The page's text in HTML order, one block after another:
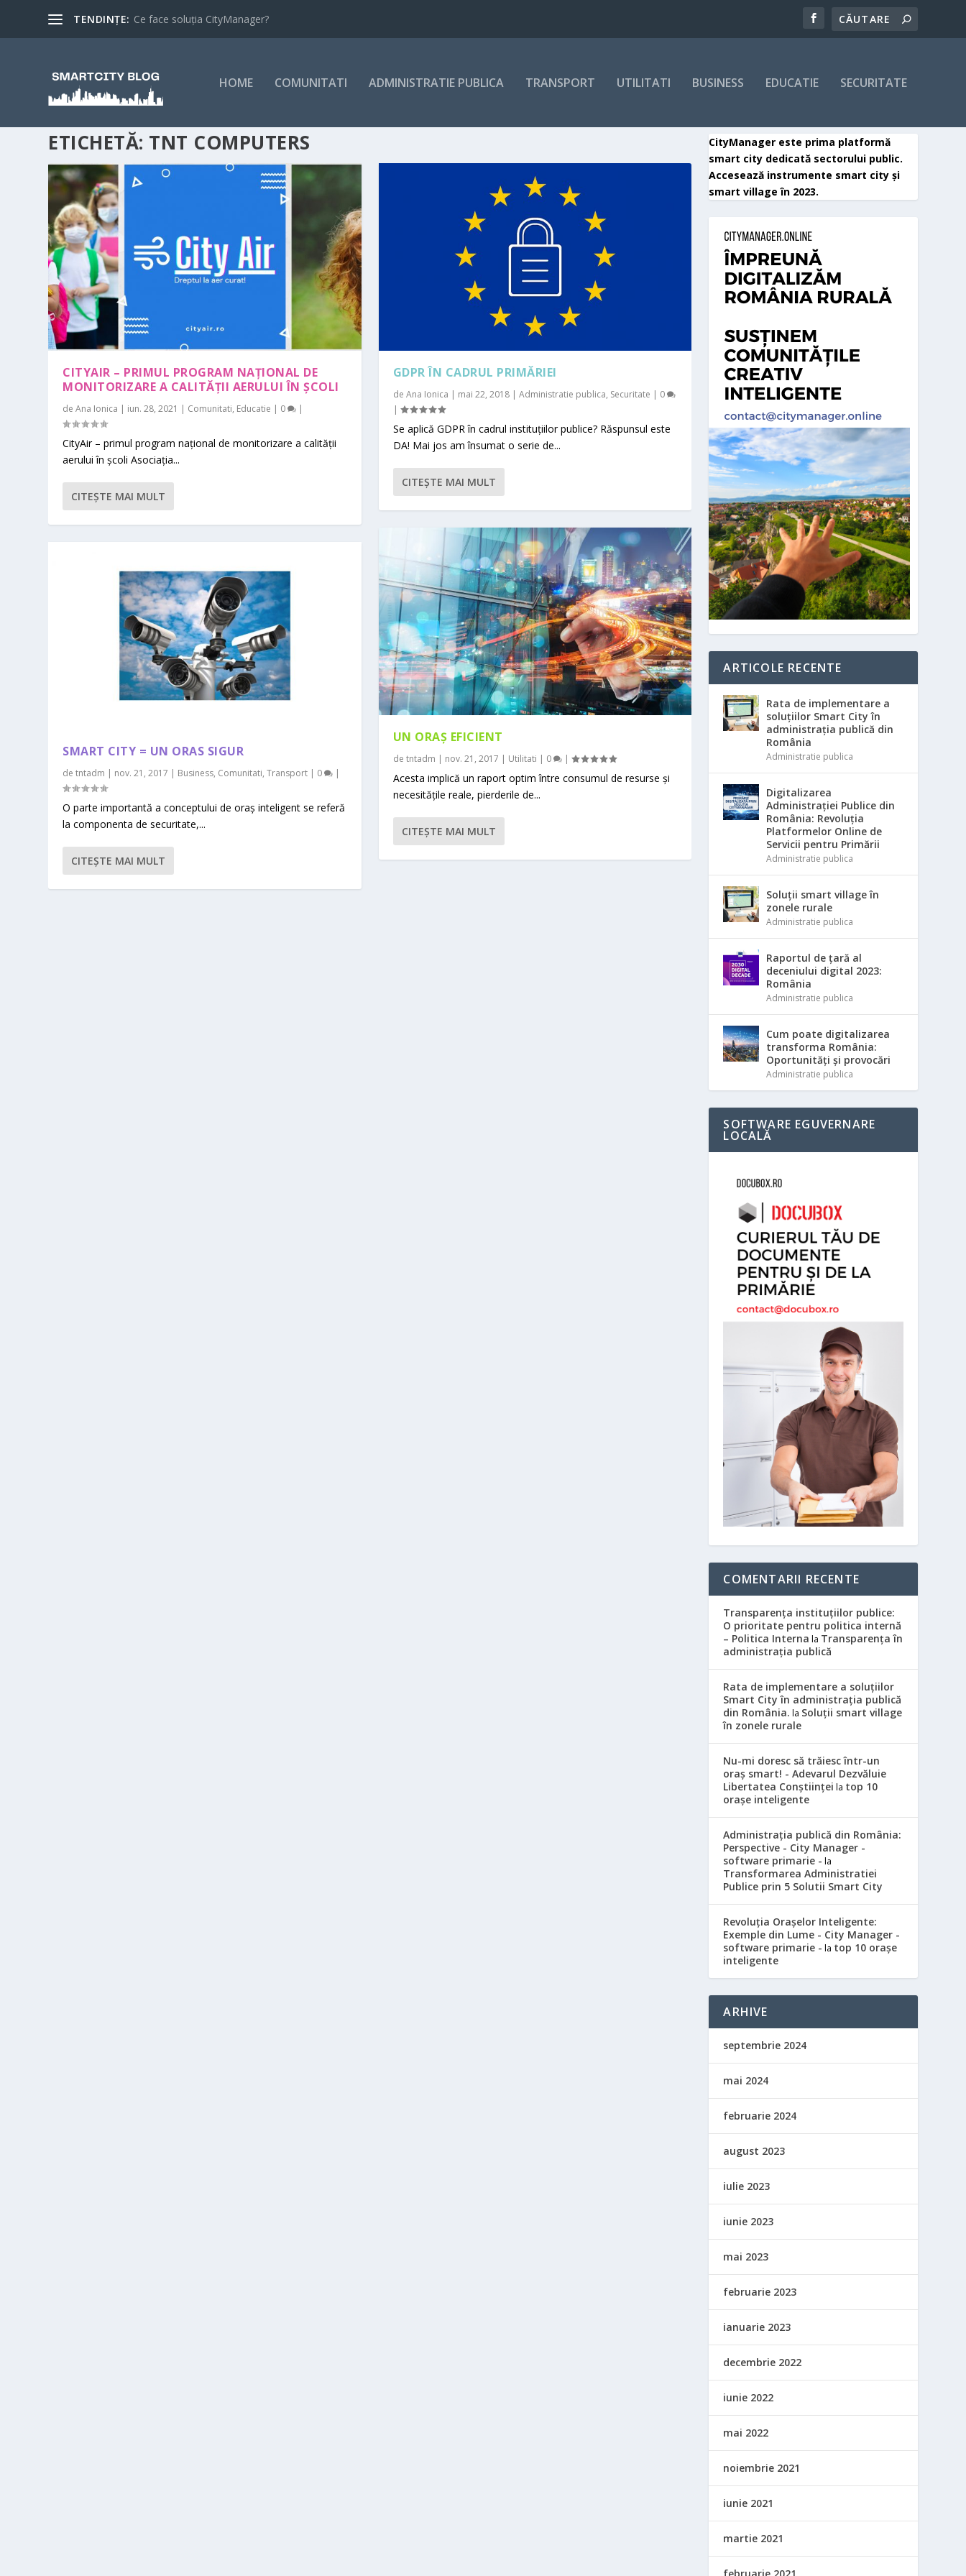
TENDINȚE: Ce face soluția CityManager?
HOME COMUNITATI ADMINISTRATIE PUBLICA TRANSPORT UTILITATI BUSINESS EDUCATIE SECURITATE
ETICHETĂ: TNT COMPUTERS
CITYAIR – PRIMUL PROGRAM NAȚIONAL DE
MONITORIZARE A CALITĂȚII AERULUI ÎN ȘCOLI
deAna Ionica | iun. 28, 2021 | Comunitati, Educatie | 0 |
CityAir – primul program național de monitorizare a calității
aerului în școli Asociația...
CITEŞTE MAI MULT
SMART CITY = UN ORAS SIGUR
detntadm | nov. 21, 2017 | Business, Comunitati,Transport | 0 |
O parte importantă a conceptului de oraş inteligent se referă
la componenta de securitate,...
CITEŞTE MAI MULT
GDPR ÎN CADRUL PRIMĂRIEI
de Ana Ionica | mai 22, 2018| Administratie publica, Securitate | 0
|
Se aplică GDPR în cadrul instituțiilor publice? Răspunsul este
DA! Mai jos am însumat o serie de...
CITEŞTE MAI MULT
UN ORAȘ EFICIENT
de tntadm | nov. 21, 2017 | Utilitati | 0 |
Acesta implică un raport optim între consumul de resurse și
necesitățile reale, pierderile de...
CITEŞTE MAI MULT
CityManager este prima platformă
smart city dedicată sectorului public.
Accesează instrumente smart city și
smart village în 2023.
ARTICOLE RECENTE
Rata de implementare a
soluțiilor Smart City în
administrația publică din
România
Administratie publica
Digitalizarea
Administrației Publice din
România: Revoluția
Platformelor Online de
Servicii pentru Primării
Administratie publica
Soluții smart village în
zonele rurale
Administratie publica
Raportul de țară al
deceniului digital 2023:
România
Administratie publica
Cum poate digitalizarea
transforma România:
Oportunități și provocări
Administratie publica
SOFTWARE EGUVERNARE
LOCALĂ
COMENTARII RECENTE
Transparența instituțiilor publice:
O prioritate pentru politica internă
– Politica Interna la Transparența în
administrația publică
Rata de implementare a soluțiilor
Smart City în administrația publică
din România. la Soluții smart village
în zonele rurale
Nu-mi doresc să trăiesc într-un
oraș smart! - Adevarul Dezvăluie
Libertatea Conștiinței la top 10
orașe inteligente
Administrația publică din România:
Perspective - City Manager -
software primarie - la
Transformarea Administratiei
Publice prin 5 Solutii Smart City
Revoluția Orașelor Inteligente:
Exemple din Lume - City Manager -
software primarie - la top 10 orașe
inteligente
ARHIVE
septembrie 2024
mai 2024
februarie 2024
august 2023
iulie 2023
iunie 2023
mai 2023
februarie 2023
ianuarie 2023
decembrie 2022
iunie 2022
mai 2022
noiembrie 2021
iunie 2021
martie 2021